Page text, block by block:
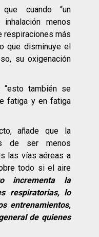
cuando “un
menos
respiraciones más
que disminuye el
su oxigenación
“esto también se
fatiga y en fatiga
añade que la
de ser menos
las vías aéreas a
todo si el aire
incrementa la
respiratorias, lo
entrenamientos,
de quienes